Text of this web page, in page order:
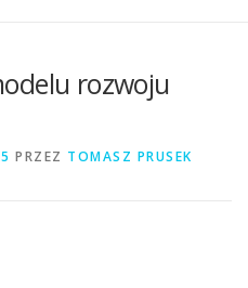
rozwoju
PRZEZ TOMASZ PRUSEK